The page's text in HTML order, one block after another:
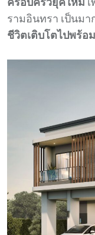
รามอินทรา เป็นม
ชีวิตเติบโตไปพร้อ